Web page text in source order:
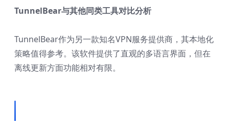
TunnelBear与其他同类工具对比分析
TunnelBear作为另一款知名VPN服务提供商，其本地化
策略值得参考。该软件提供了直观的多语言界面，但在
离线更新方面功能相对有限。